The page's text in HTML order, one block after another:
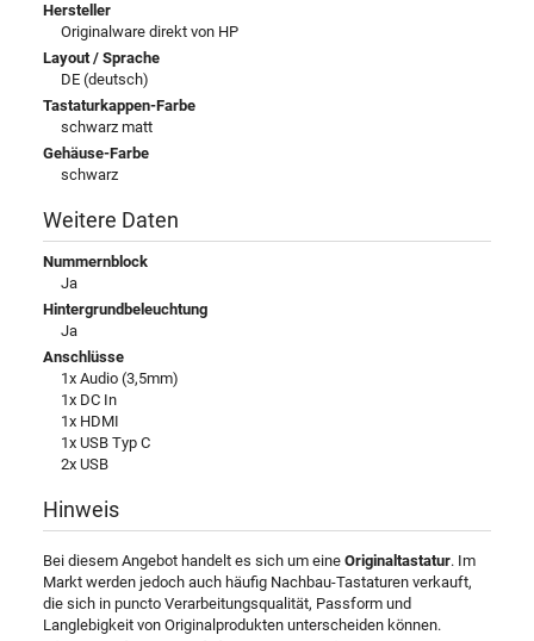
Hersteller
Originalware direkt von HP
Layout / Sprache
DE (deutsch)
Tastaturkappen-Farbe
schwarz matt
Gehäuse-Farbe
schwarz
Weitere Daten
Nummernblock
Ja
Hintergrundbeleuchtung
Ja
Anschlüsse
1x Audio (3,5mm)
1x DC In
1x HDMI
1x USB Typ C
2x USB
Hinweis
Bei diesem Angebot handelt es sich um eine Originaltastatur. Im
Markt werden jedoch auch häufig Nachbau-Tastaturen verkauft,
die sich in puncto Verarbeitungsqualität, Passform und
Langlebigkeit von Originalprodukten unterscheiden können.